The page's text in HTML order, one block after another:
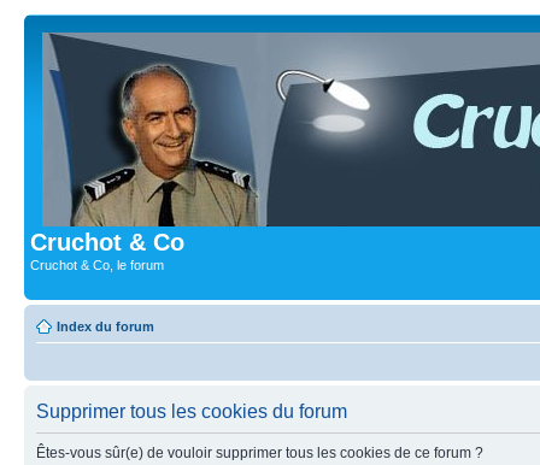
Cruchot & Co
Cruchot & Co, le forum
Index du forum
Supprimer tous les cookies du forum
Êtes-vous sûr(e) de vouloir supprimer tous les cookies de ce forum ?